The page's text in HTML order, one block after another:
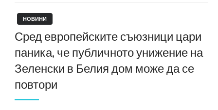
НОВИНИ
Сред европейските съюзници цари
паника, че публичното унижение на
Зеленски в Белия дом може да се
повтори